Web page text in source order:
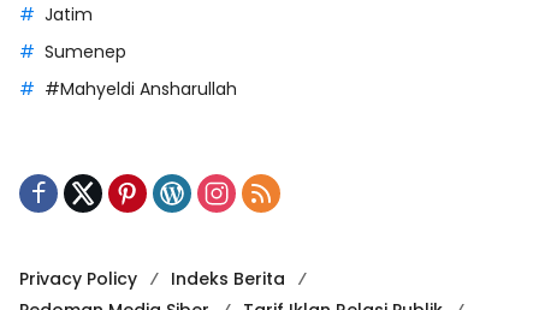
Jatim
Sumenep
#Mahyeldi Ansharullah
Privacy Policy
Indeks Berita